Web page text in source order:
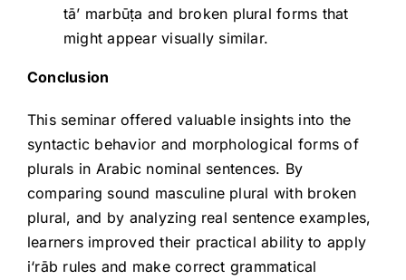
tā’ marbūṭa and broken plural forms that
might appear visually similar.
Conclusion
This seminar offered valuable insights into the
syntactic behavior and morphological forms of
plurals in Arabic nominal sentences. By
comparing sound masculine plural with broken
plural, and by analyzing real sentence examples,
learners improved their practical ability to apply
i‘rāb rules and make correct grammatical